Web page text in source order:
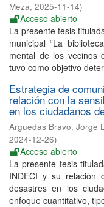
Meza, 2025-11-14)
Acceso abierto
La presente tesis
municipal “La
mental de los vecinos
tuvo como objetivo
Estrategia de
relación con la
en los ciudadanos
Arguedas Bravo, Jorge
2024-12-26)
Acceso abierto
La presente tesis
INDECI y su relación
desastres en los
enfoque cuantitativo,